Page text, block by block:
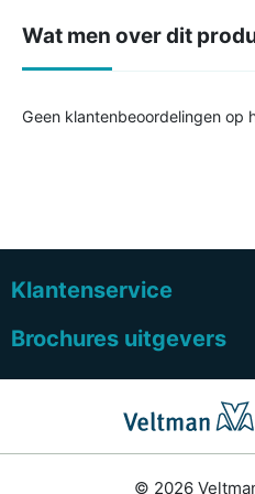
Wat men over dit
Geen klantenbeoordelingen op
Klantenservice
Brochures uitgevers
© 2026